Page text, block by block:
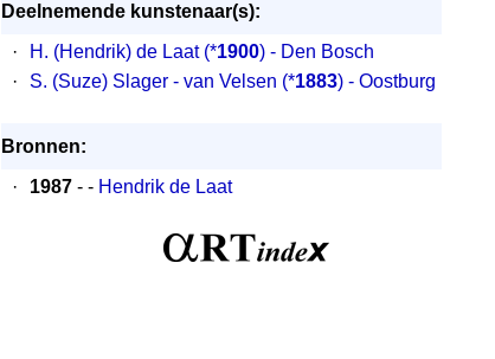
Deelnemende kunstenaar(s):
·
H. (Hendrik) de Laat (*1900) - Den Bosch
·
S. (Suze) Slager - van Velsen (*1883) - Oostburg
Bronnen:
·
1987- - Hendrik de Laat